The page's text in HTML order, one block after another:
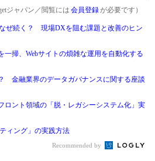
ジャパン／閲覧には 会員登録が必要です）
ぜ続く？ 現場DXを阻む課題と改善のヒン
一掃、Webサイトの煩雑な運用を自動化する
金融業界のデータガバナンスに関する座談
ロント領域の「脱・レガシーシステム化」実
ィング」の実践方法
Recommended by